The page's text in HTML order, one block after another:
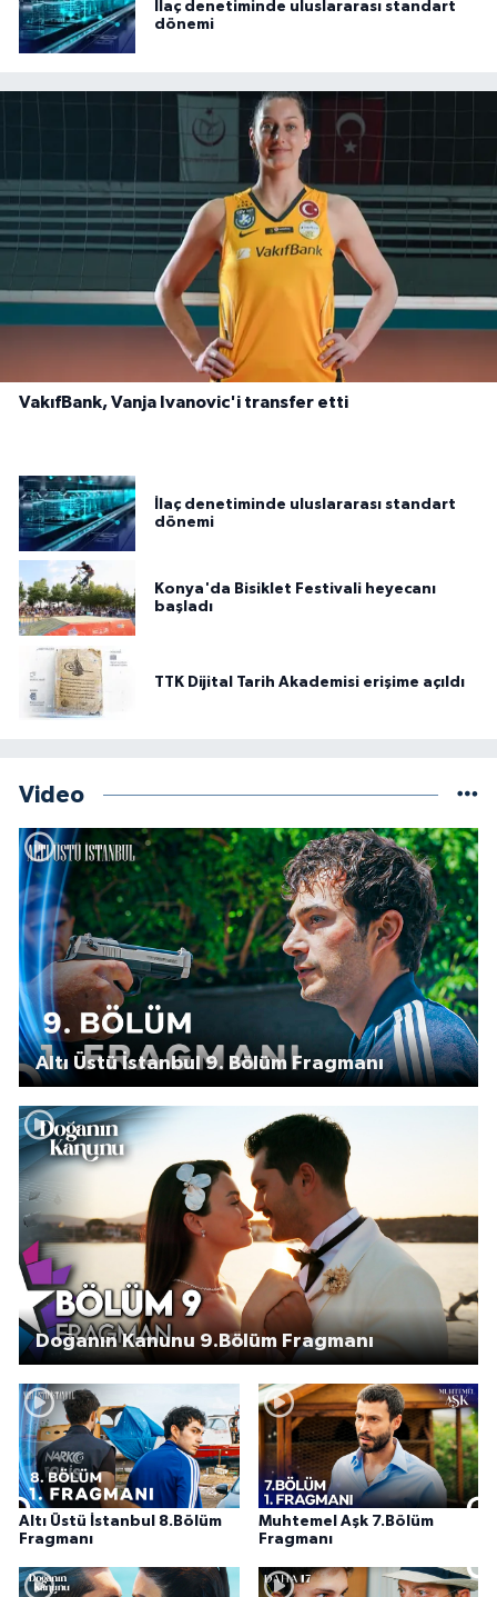
İlaç denetiminde uluslararası standart
dönemi
VakıfBank, Vanja Ivanovic'i transfer etti
İlaç denetiminde uluslararası standart
dönemi
Konya'da Bisiklet Festivali heyecanı
başladı
TTK Dijital Tarih Akademisi erişime açıldı
Video
Altı Üstü İstanbul 9. Bölüm Fragmanı
Doğanın Kanunu 9.Bölüm Fragmanı
Altı Üstü İstanbul 8.Bölüm
Fragmanı
Muhtemel Aşk 7.Bölüm
Fragmanı